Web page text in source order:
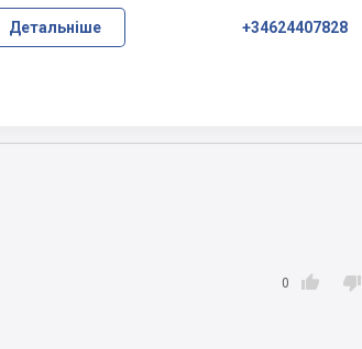

0 
Детальніше +34624407828